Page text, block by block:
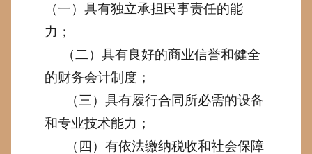
（一）具有独立承担民事责任的能
力；
（二）具有良好的商业信誉和健全
的财务会计制度；
（三）具有履行合同所必需的设备
和专业技术能力；
（四）有依法缴纳税收和社会保障